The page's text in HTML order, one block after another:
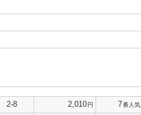
2-8 2,010円 7番人気